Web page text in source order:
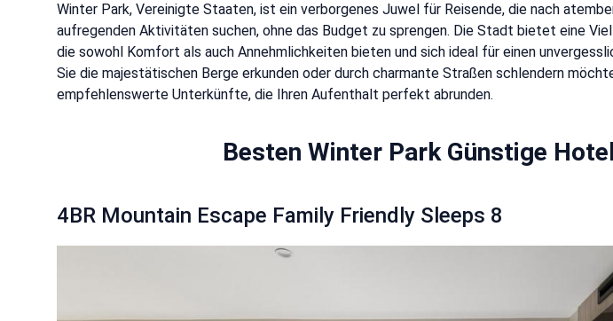
Winter Park, Vereinigte Staaten, ist ein verborgenes Juwel für Reisende, die nach
aufregenden Aktivitäten suchen, ohne das Budget zu sprengen. Die Stadt bietet eine
die sowohl Komfort als auch Annehmlichkeiten bieten und sich ideal für einen
Sie die majestätischen Berge erkunden oder durch charmante Straßen schlendern
empfehlenswerte Unterkünfte, die Ihren Aufenthalt perfekt abrunden.
Besten Winter Park Günstige
4BR Mountain Escape Family Friendly Sleeps 8